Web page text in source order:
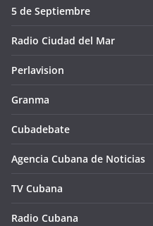
5 de Septiembre
Radio Ciudad del Mar
Perlavision
Granma
Cubadebate
Agencia Cubana de Noticias
TV Cubana
Radio Cubana